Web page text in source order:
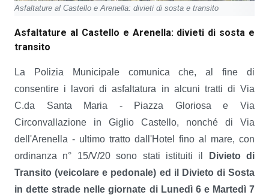
Asfaltature al Castello e Arenella: divieti di sosta e transito
Asfaltature al Castello e Arenella: divieti di sosta e
transito
La Polizia Municipale comunica che, al fine di
consentire i lavori di asfaltatura in alcuni tratti di Via
C.da Santa Maria - Piazza Gloriosa e Via
Circonvallazione in Giglio Castello, nonché di Via
dell'Arenella - ultimo tratto dall'Hotel fino al mare, con
ordinanza n° 15/V/20 sono stati istituiti il
Divieto di
Transito (veicolare e pedonale) ed il Divieto di Sosta
in dette strade nelle giornate di Lunedì 6 e Martedì 7